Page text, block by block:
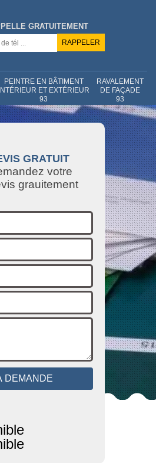
GRATUITEMENT
PEINTRE EN BÂTIMENT
ET EXTÉRIEUR
93
RAVALEMENT
DE FAÇADE
93
GRATUIT
votre
grauitement